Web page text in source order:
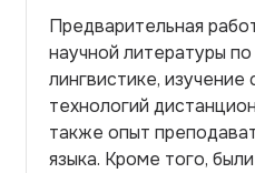
Предварительная
научной литературы
лингвистике,
технологий
также опыт
языка. Кроме того,